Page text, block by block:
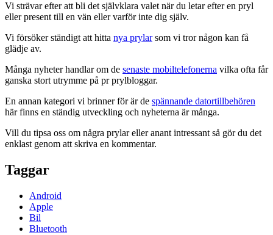
Vi strävar efter att bli det självklara valet när du letar efter en pryl
eller present till en vän eller varför inte dig själv.
Vi försöker ständigt att hitta nya prylarsom vi tror någon kan få
glädje av.
Många nyheter handlar om de senaste mobiltelefonerna vilka ofta får
ganska stort utrymme på pr prylbloggar.
En annan kategori vi brinner för är de spännande datortillbehören
här finns en ständig utveckling och nyheterna är många.
Vill du tipsa oss om några prylar eller anant intressant så gör du det
enklast genom att skriva en kommentar.
Taggar
Android
Apple
Bil
Bluetooth